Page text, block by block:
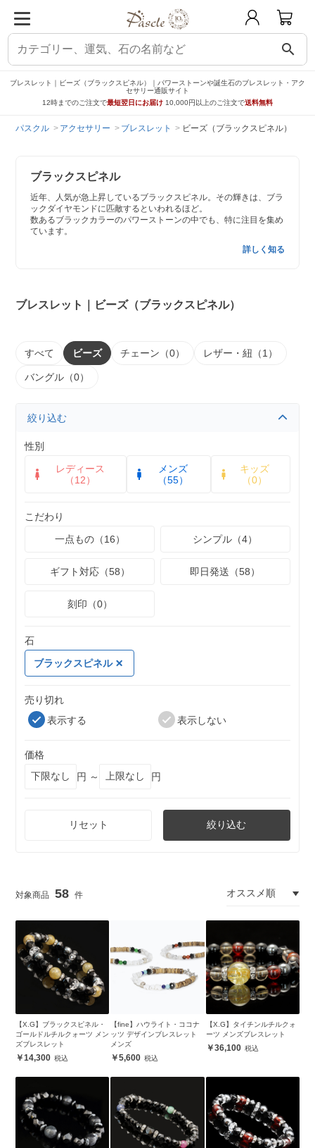
search
ブレスレット｜ビーズ（ブラックスピネル）｜パワーストーンや誕生石のブレスレット・アク
セサリー通販サイト
12時までのご注文で最短翌日にお届け 10,000円以上のご注文で送料無料
パスクル アクセサリー ブレスレット ビーズ（ブラックスピネル）
ブラックスピネル
近年、人気が急上昇しているブラックスピネル。その輝きは、ブラ
ックダイヤモンドに匹敵するといわれるほど。
数あるブラックカラーのパワーストーンの中でも、特に注目を集め
ています。
詳しく知る
ブレスレット｜ビーズ（ブラックスピネル）
すべて ビーズ チェーン（0） レザー・紐（1）
バングル（0）
絞り込む
性別
レディース
（12）
メンズ
（55）
キッズ
（0）
こだわり
一点もの（16）
シンプル（4）
ギフト対応（58） 即日発送（58）
刻印（0）
石
ブラックスピネル
売り切れ
表示する
表示しない
価格
円 ～
円
リセット 絞り込む
58
【X.G】ブラックスピネル・
ゴールドルチルクォーツ メン
ズブレスレット
14,300
【fine】ハウライト・ココナ
ッツ デザインブレスレット
メンズ
5,600
【X.G】タイチンルチルクォ
ーツ メンズブレスレット
36,100